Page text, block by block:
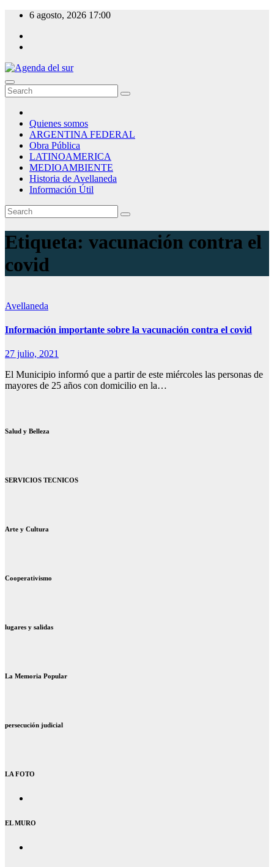
Skip
content
6 agosto, 2026 17:00
Agenda del sur
Quienes somos
ARGENTINA FEDERAL
Obra Pública
LATINOAMERICA
MEDIOAMBIENTE
Historia de Avellaneda
Información Útil
Etiqueta: vacunación contra el
covid
Avellaneda
Información importante sobre la vacunación contra el covid
27 julio, 2021
El Municipio informó que a partir de este miércoles las personas de
mayores de 25 años con domicilio en la…
Salud y Belleza
SERVICIOS TECNICOS
Arte y Cultura
Cooperativismo
lugares y salidas
La Memoria Popular
persecución judicial
LA FOTO
EL MURO